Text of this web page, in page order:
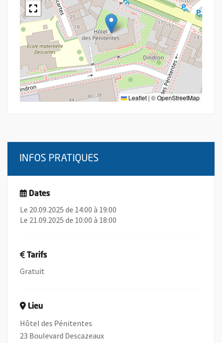
Leaflet | ©OpenStreetMap
INFOS PRATIQUES
Dates
Le 20.09.2025 de 14:00 à 19:00
Le 21.09.2025 de 10:00 à 18:00
Tarifs
Gratuit
Lieu
Hôtel des Pénitentes
23 Boulevard Descazeaux